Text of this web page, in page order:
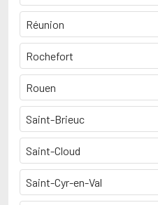
Réunion
Rochefort
Rouen
Saint-Brieuc
Saint-Cloud
Saint-Cyr-en-Val